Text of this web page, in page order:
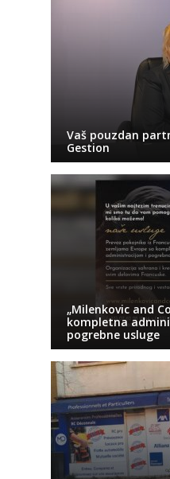
Vaš pouzdan
Gestion
„Milenkovic and
kompletna
pogrebne usluge